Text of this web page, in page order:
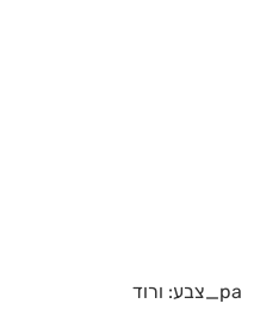
pa_צבע: ורוד